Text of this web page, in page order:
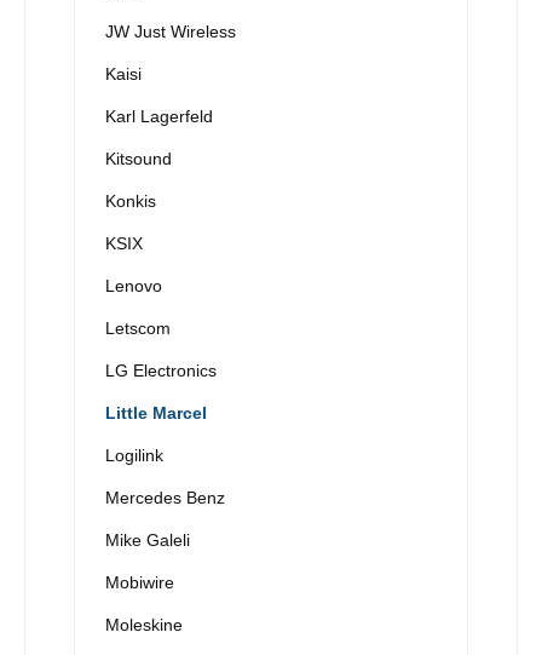
JW Just Wireless
Kaisi
Karl Lagerfeld
Kitsound
Konkis
KSIX
Lenovo
Letscom
LG Electronics
Little Marcel
Logilink
Mercedes Benz
Mike Galeli
Mobiwire
Moleskine